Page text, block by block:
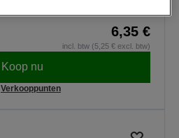
6,35 €
incl. btw (5,25 € excl. btw)
Koop nu
Verkooppunten